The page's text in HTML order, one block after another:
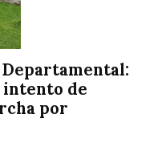
intento de
por